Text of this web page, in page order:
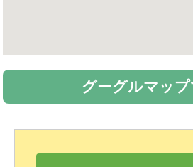
グーグルマップ